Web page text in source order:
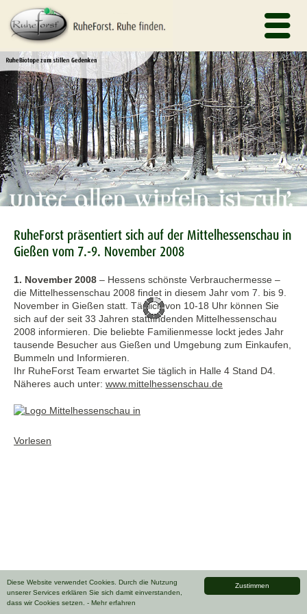
Zustimmen
Diese Website verwendet Cookies. Durch die Nutzung
unserer Services erklären Sie sich damit einverstanden,
dass wir Cookies setzen. - Mehr erfahren
RuheForst präsentiert sich auf der Mittelhessenschau in
Gießen vom 7.-9. November 2008
1. November 2008 – Hessens schönste Verbrauchermesse –
die Mittelhessenschau 2008 findet in diesem Jahr vom 7. bis 9.
November in Gießen statt. Täglich von 10-18 Uhr können Sie
sich auf der seit 33 Jahren stattfindenden Mittelhessenschau
2008 informieren. Die beliebte Familienmesse lockt jedes Jahr
tausende Besucher aus Gießen und Umgebung zum Einkaufen,
Bummeln und Informieren.
Ihr RuheForst Team erwartet Sie täglich in Halle 4 Stand D4.
Näheres auch unter: www.mittelhessenschau.de
Vorlesen